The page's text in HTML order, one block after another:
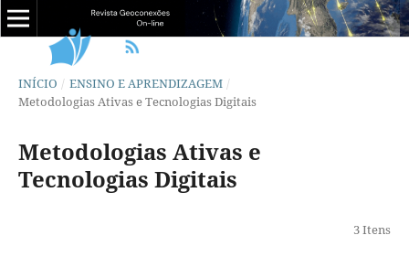
INÍCIO / ENSINO E APRENDIZAGEM /
Metodologias Ativas e Tecnologias Digitais
Metodologias Ativas e
Tecnologias Digitais
3 Itens